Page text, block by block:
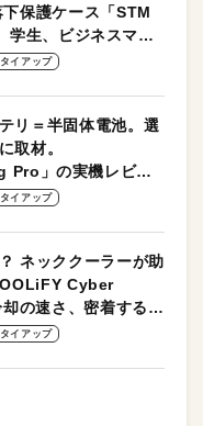
保護ケース「STM
生、ビジネスマン
適！
タイアップ
リ＝半固体電池。選
取材。
Pro」の実機レビュ
タイアップ
ネッククーラーが助
Cyber
の速さ、密着する冷
な操作性がグッド！
タイアップ